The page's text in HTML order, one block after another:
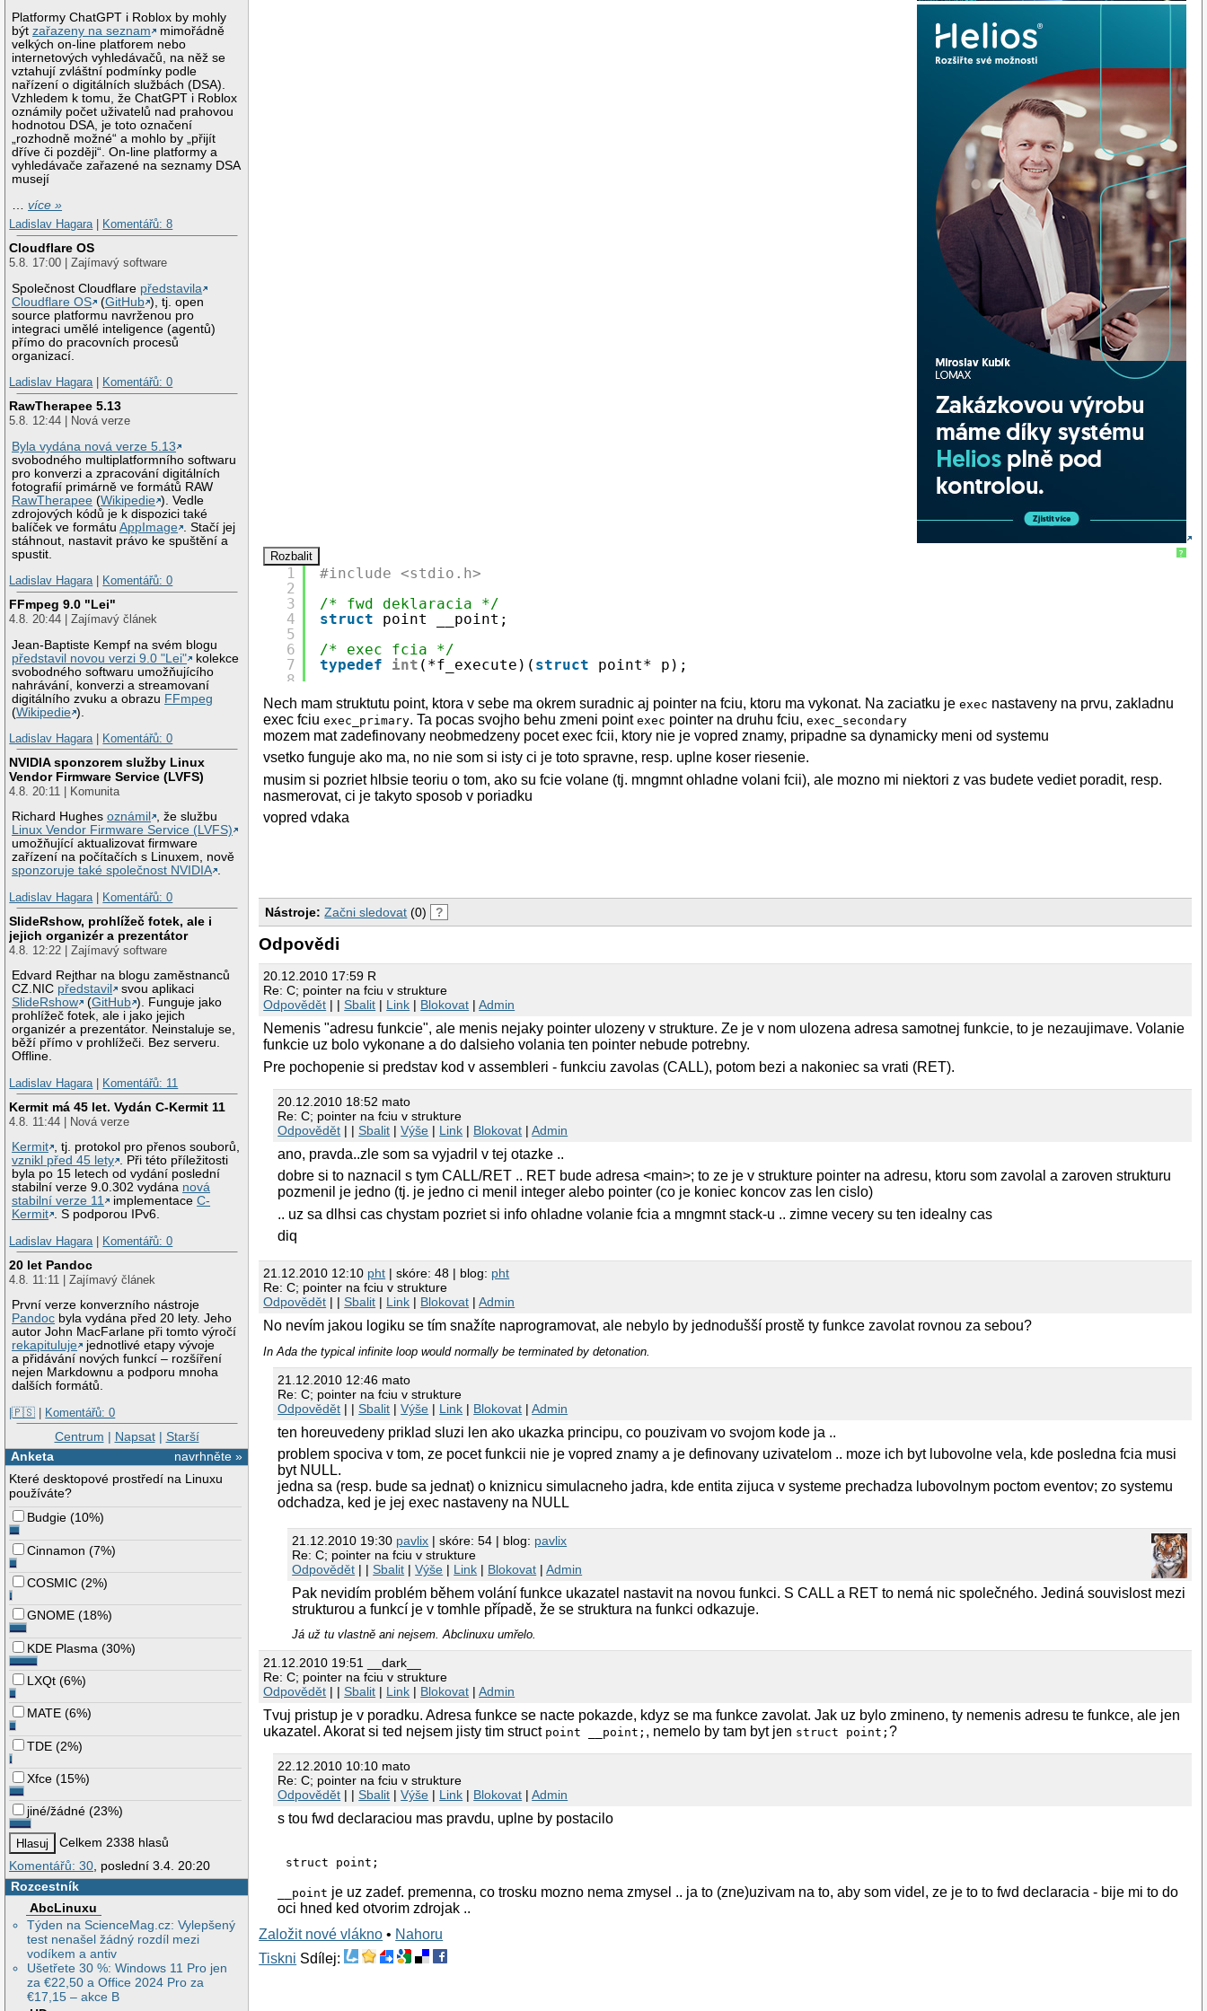
Platformy ChatGPT i Roblox by mohly
býtzařazeny na seznam
mimořádně
velkých on-line platforem nebo
internetových vyhledávačů, na něž se
vztahují zvláštní podmínky podle
nařízení o digitálních službách (DSA).
Vzhledem k tomu, že ChatGPT i Roblox
oznámily počet uživatelů nad prahovou
hodnotou DSA, je toto označení
„rozhodně možné“ a mohlo by „přijít
dříve či později“. On-line platformy a
vyhledávače zařazené na seznamy DSA
musejí
…více »
Ladislav Hagara| Komentářů: 8
Cloudflare OS
5.8. 17:00 | Zajímavý software
Společnost Cloudflare představila
Cloudflare OS
(GitHub ), tj. open
source platformu navrženou pro
integraci umělé inteligence (agentů)
přímo do pracovních procesů
organizací.
Ladislav Hagara| Komentářů: 0
RawTherapee 5.13
5.8. 12:44 | Nová verze
Byla vydána nová verze 5.13
svobodného multiplatformního softwaru
pro konverzi a zpracování digitálních
fotografií primárně ve formátů RAW
RawTherapee (Wikipedie ). Vedle
zdrojových kódů je k dispozici také
balíček ve formátuAppImage
. Stačí jej
stáhnout, nastavit právo ke spuštění a
spustit.
Ladislav Hagara| Komentářů: 0
FFmpeg 9.0 "Lei"
4.8. 20:44 | Zajímavý článek
Jean-Baptiste Kempf na svém blogu
představil novou verzi 9.0 "Lei"
kolekce
svobodného softwaru umožňujícího
nahrávání, konverzi a streamovaní
digitálního zvuku a obrazu FFmpeg
(Wikipedie ).
Ladislav Hagara| Komentářů: 0
NVIDIA sponzorem služby Linux
Vendor Firmware Service (LVFS)
4.8. 20:11 | Komunita
Richard Hughesoznámil
, že službu
Linux Vendor Firmware Service (LVFS)
umožňující aktualizovat firmware
zařízení na počítačích s Linuxem, nově
sponzoruje také společnost NVIDIA .
Ladislav Hagara| Komentářů: 0
SlideRshow, prohlížeč fotek, ale i
jejich organizér a prezentátor
4.8. 12:22 | Zajímavý software
Edvard Rejthar na blogu zaměstnanců
CZ.NIC představil
svou aplikaci
SlideRshow
(GitHub ). Funguje jako
prohlížeč fotek, ale i jako jejich
organizér a prezentátor. Neinstaluje se,
běží přímo v prohlížeči. Bez serveru.
Offline.
Ladislav Hagara| Komentářů: 11
Kermit má 45 let. Vydán C-Kermit 11
4.8. 11:44 | Nová verze
Kermit , tj. protokol pro přenos souborů,
vznikl před 45 lety . Při této příležitosti
byla po 15 letech od vydání poslední
stabilní verze 9.0.302 vydána nová
stabilní verze 11
implementaceC-
Kermit . S podporou IPv6.
Ladislav Hagara| Komentářů: 0
20 let Pandoc
4.8. 11:11 | Zajímavý článek
První verze konverzního nástroje
Pandoc byla vydána před 20 lety. Jeho
autor John MacFarlane při tomto výročí
rekapituluje
jednotlivé etapy vývoje
a přidávání nových funkcí – rozšíření
nejen Markdownu a podporu mnoha
dalších formátů.
|🇵🇸
Komentářů: 0
Centrum | Napsat| Starší
navrhněte »
Anketa
Které desktopové prostředí na Linuxu
používáte?
Budgie (10%)
Cinnamon (7%)
COSMIC (2%)
GNOME (18%)
KDE Plasma (30%)
LXQt (6%)
MATE (6%)
TDE (2%)
Xfce (15%)
jiné/žádné (23%)
Celkem 2338 hlasů
Komentářů: 30 , poslední 3.4. 20:20
Rozcestník
AbcLinuxu
Týden na ScienceMag.cz: Vylepšený
test nenašel žádný rozdíl mezi
vodíkem a antiv
Ušetřete 30 %: Windows 11 Pro jen
za €22,50 a Office 2024 Pro za
€17,15 – akce B
?
1
2
3
4
5
6
7
8
9
10
11
12
13
14
15
16
17
22
23
24
25
26
27
28
29
30
31
32
33
34
35
36
37
38
39
40
41
42
43
44
45
46
47
48
49
50
51
52
53
54
55
#include <stdio.h>
/* fwd deklaracia */
struct
point __point;
/* exec fcia */
typedef
int (*f_execute)( struct
point* p);
struct
point {
int
x;
int
y;
int
z;
f_execute       exec;
};
int
struct point p;
p.x = p.y = p.z = 0;
while (p.exec != NULL) {
p.exec(&p);
printf ("DEBUG: p: [%d,%d,%d]\n", p.x, p.y, p.z);
}
return 0;
}
int
exec_primary( struct point* p)
{
p->x += 4;
p->y += 2;
p->z += 1;
p->exec = &exec_secondary;
int exec_secondary( struct
{
p->x *= 2;
p->y *= 4;
p->z *= 3;
p->exec = NULL;
return
}
Nech mam struktutu point, ktora v sebe ma okrem suradnic aj pointer na fciu, ktoru ma vykonat. Na zaciatku jeexec nastaveny na prvu, zakladnu
exec fciuexec_primary. Ta pocas svojho behu zmeni pointexec pointer na druhu fciu,exec_secondary
mozem mat zadefinovany neobmedzeny pocet exec fcii, ktory nie je vopred znamy, pripadne sa dynamicky meni od systemu
vsetko funguje ako ma, no nie som si isty ci je toto spravne, resp. uplne koser riesenie.
musim si pozriet hlbsie teoriu o tom, ako su fcie volane (tj. mngmnt ohladne volani fcii), ale mozno mi niektori z vas budete vediet poradit, resp.
nasmerovat, ci je takyto sposob v poriadku
vopred vdaka
Nástroje: Začni sledovat (0) ?
Odpovědi
20.12.2010 17:59 R
Re: C; pointer na fciu v strukture
Odpovědět | |Sbalit | Link | Blokovat |Admin
Nemenis "adresu funkcie", ale menis nejaky pointer ulozeny v strukture. Ze je v nom ulozena adresa samotnej funkcie, to je nezaujimave. Volanie
funkcie uz bolo vykonane a do dalsieho volania ten pointer nebude potrebny.
Pre pochopenie si predstav kod v assembleri - funkciu zavolas (CALL), potom bezi a nakoniec sa vrati (RET).
20.12.2010 18:52 mato
Re: C; pointer na fciu v strukture
Odpovědět | |Sbalit |Výše | Link | Blokovat |Admin
ano, pravda..zle som sa vyjadril v tej otazke ..
dobre si to naznacil s tym CALL/RET .. RET bude adresa <main>; to ze je v strukture pointer na adresu, ktoru som zavolal a zaroven strukturu
pozmenil je jedno (tj. je jedno ci menil integer alebo pointer (co je koniec koncov zas len cislo)
.. uz sa dlhsi cas chystam pozriet si info ohladne volanie fcia a mngmnt stack-u .. zimne vecery su ten idealny cas
diq
21.12.2010 12:10 pht | skóre: 48 | blog: pht
Re: C; pointer na fciu v strukture
Odpovědět | |Sbalit | Link | Blokovat |Admin
No nevím jakou logiku se tím snažíte naprogramovat, ale nebylo by jednodušší prostě ty funkce zavolat rovnou za sebou?
In Ada the typical infinite loop would normally be terminated by detonation.
21.12.2010 12:46 mato
Re: C; pointer na fciu v strukture
Odpovědět | |Sbalit |Výše | Link | Blokovat |Admin
ten horeuvedeny priklad sluzi len ako ukazka principu, co pouzivam vo svojom kode ja ..
problem spociva v tom, ze pocet funkcii nie je vopred znamy a je definovany uzivatelom .. moze ich byt lubovolne vela, kde posledna fcia musi
byt NULL.
jedna sa (resp. bude sa jednat) o kniznicu simulacneho jadra, kde entita zijuca v systeme prechadza lubovolnym poctom eventov; zo systemu
odchadza, ked je jej exec nastaveny na NULL
21.12.2010 19:30 pavlix | skóre: 54 | blog: pavlix
Re: C; pointer na fciu v strukture
Odpovědět | |Sbalit |Výše | Link | Blokovat |Admin
Pak nevidím problém během volání funkce ukazatel nastavit na novou funkci. S CALL a RET to nemá nic společného. Jediná souvislost mezi
strukturou a funkcí je v tomhle případě, že se struktura na funkci odkazuje.
Já už tu vlastně ani nejsem. Abclinuxu umřelo.
21.12.2010 19:51 __dark__
Re: C; pointer na fciu v strukture
Odpovědět | |Sbalit | Link | Blokovat |Admin
Tvuj pristup je v poradku. Adresa funkce se nacte pokazde, kdyz se ma funkce zavolat. Jak uz bylo zmineno, ty nemenis adresu te funkce, ale jen
ukazatel. Akorat si ted nejsem jisty tim struct point __point; , nemelo by tam byt jen struct point;?
22.12.2010 10:10 mato
Re: C; pointer na fciu v strukture
Odpovědět | |Sbalit |Výše | Link | Blokovat |Admin
s tou fwd declaraciou mas pravdu, uplne by postacilo
__point je uz zadef. premenna, co trosku mozno nema zmysel .. ja to (zne)uzivam na to, aby som videl, ze je to to fwd declaracia - bije mi to do
oci hned ked otvorim zdrojak ..
Založit nové vlákno • Nahoru
Tiskni Sdílej: